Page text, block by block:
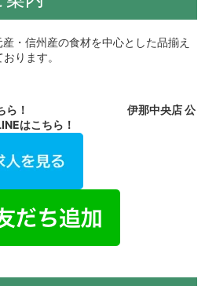
・信州産の食材を中心とした品揃え
ります。
はこちら！ 伊那中央店 公
はこちら！